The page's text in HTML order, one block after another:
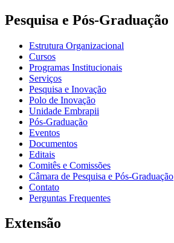
Pesquisa e Pós-Graduação
Estrutura Organizacional
Cursos
Programas Institucionais
Serviços
Pesquisa e Inovação
Polo de Inovação
Unidade Embrapii
Pós-Graduação
Eventos
Documentos
Editais
Comitês e Comissões
Câmara de Pesquisa e Pós-Graduação
Contato
Perguntas Frequentes
Extensão